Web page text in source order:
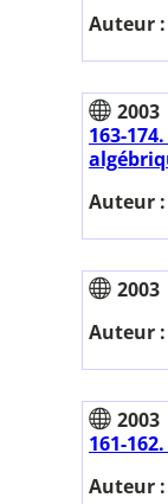
Auteur :
2003
163-
Auteur :
2003
Auteur :
2003
161-
Auteur :